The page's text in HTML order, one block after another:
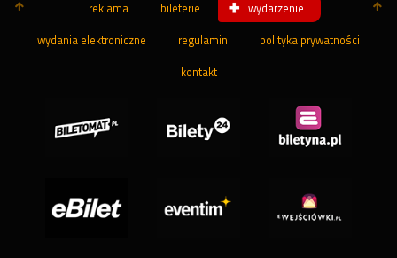
reklama bileterie wydarzenie
wydania elektroniczne regulamin polityka prywatności
kontakt